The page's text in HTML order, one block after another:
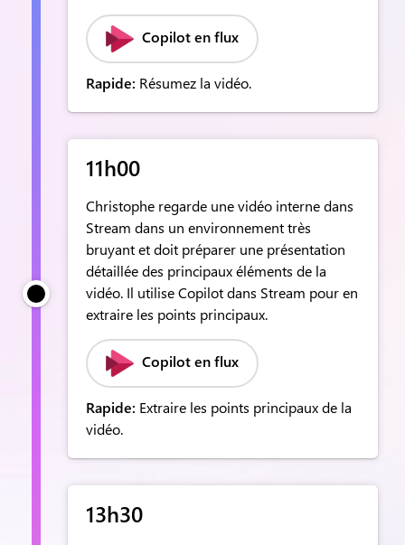
Copilot en flux
Rapide: Résumez la vidéo.
11h00
Christophe regarde une vidéo interne dans
Stream dans un environnement très
bruyant et doit préparer une présentation
détaillée des principaux éléments de la
vidéo. Il utilise Copilot dans Stream pour en
extraire les points principaux.
Copilot en flux
Rapide: Extraire les points principaux de la
vidéo.
13h30